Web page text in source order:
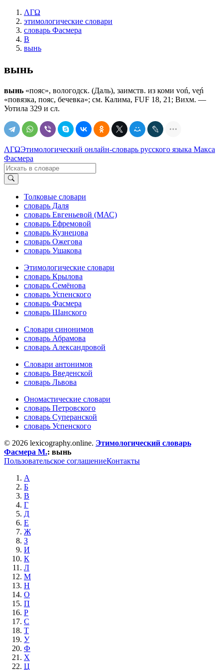
ΛΓΩ
этимологические словари
словарь Фасмера
В
вынь
вынь
вынь «пояс», вологодск. (Даль), заимств. из коми voń, ve̮ń
«повязка, пояс, бечевка»; см. Калима, FUF 18, 21; Вихм. —
Уотила 329 и сл.
ΛΓΩЭтимологический онлайн-словарь русского языка Макса
Фасмера
Толковые словари
словарь Даля
словарь Евгеньевой (МАС)
словарь Ефремовой
словарь Кузнецова
словарь Ожегова
словарь Ушакова
Этимологические словари
словарь Крылова
словарь Семёнова
словарь Успенского
словарь Фасмера
словарь Шанского
Словари синонимов
словарь Абрамова
словарь Александровой
Словари антонимов
словарь Введенской
словарь Львова
Ономастические словари
словарь Петровского
словарь Суперанской
словарь Успенского
© 2026 lexicography.online. Этимологический словарь
Фасмера М.: вынь
Пользовательское соглашениеКонтакты
А
Б
В
Г
Д
Е
Ж
З
И
К
Л
М
Н
О
П
Р
С
Т
У
Ф
Х
Ц